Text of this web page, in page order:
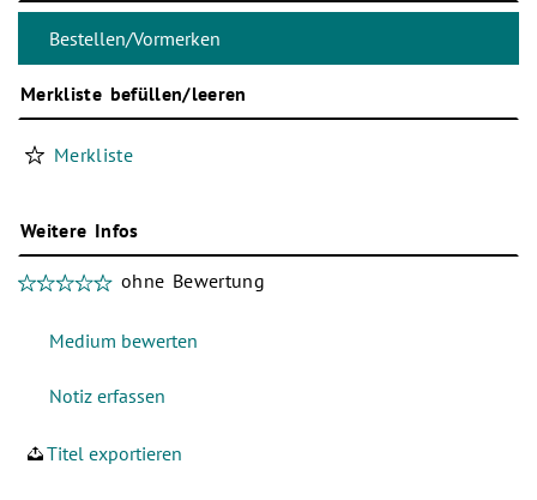
Merkliste befüllen/leeren
Merkliste
Weitere Infos
ohne Bewertung
Titel exportieren